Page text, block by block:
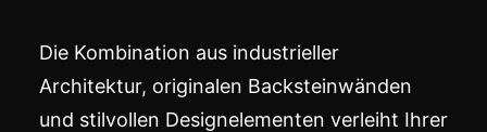
Die Kombination aus industrieller
Architektur, originalen Backsteinwänden
und stilvollen Designelementen verleiht Ihrer